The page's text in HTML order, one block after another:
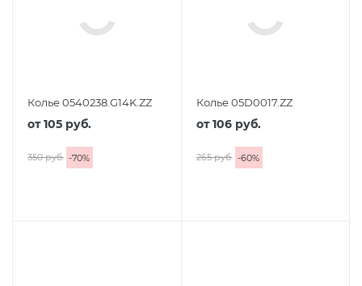
Колье 0540238.G14K.ZZ
от105 руб.
350 руб. -70%
Колье 05D0017.ZZ
от106 руб.
265 руб. -60%